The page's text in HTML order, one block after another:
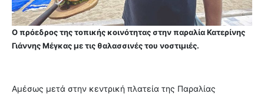
Ο πρόεδρος της τοπικής κοινότητας στην παραλία Κατερίνης
Γιάννης Μέγκας με τις θαλασσινές του νοστιμιές.
Αμέσως μετά στην κεντρική πλατεία της Παραλίας